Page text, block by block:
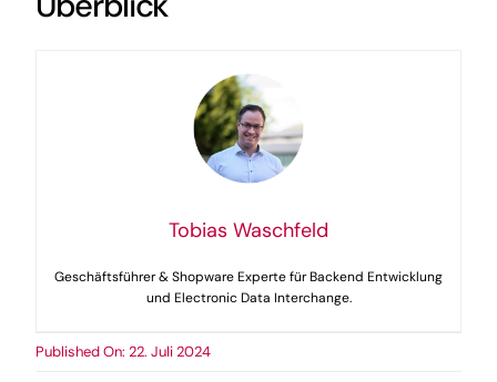
Referenzen
Tobias Waschfeld
Geschäftsführer & Shopware Experte für Backend Entwicklung
und Electronic Data Interchange.
Published On: 22. Juli 2024